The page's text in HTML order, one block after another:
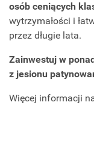
osób ceniących
wytrzymałości i
przez długie lata.
Zainwestuj w
z jesionu
Więcej informacji